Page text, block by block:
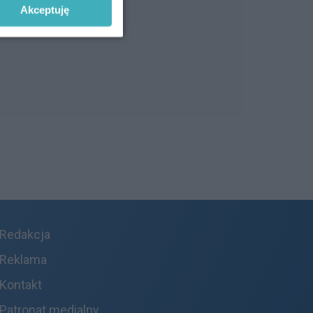
Redakcja
Reklama
Kontakt
Akceptuję